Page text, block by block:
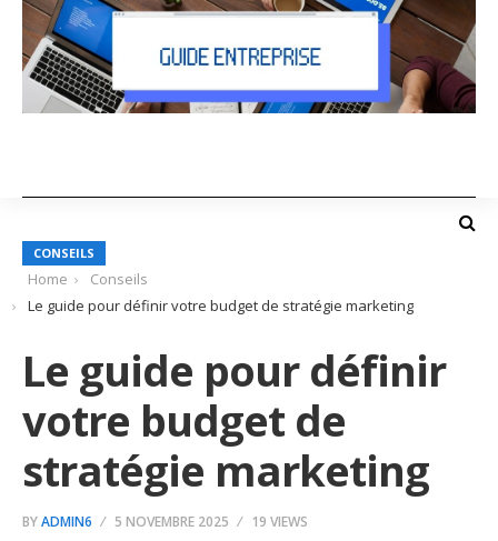
CONSEILS
Home
Conseils
Le guide pour définir votre budget de stratégie marketing
Le guide pour définir
votre budget de
stratégie marketing
BYADMIN6 5 NOVEMBRE 2025 19 VIEWS